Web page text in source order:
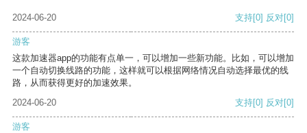
2024-06-20 支持[0] 反对[0]
游客
这款加速器app的功能有点单一，可以增加一些新功能。比如，可以增加
一个自动切换线路的功能，这样就可以根据网络情况自动选择最优的线
路，从而获得更好的加速效果。
2024-06-20
支持[0] 反对[0]
游客